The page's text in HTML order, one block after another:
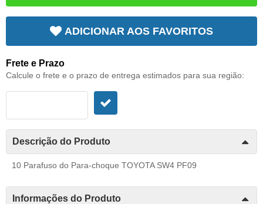
ADICIONAR AOS FAVORITOS
Frete e Prazo
Calcule o frete e o prazo de entrega estimados para sua região:
Descrição do Produto
10 Parafuso do Para-choque TOYOTA SW4 PF09
Informações do Produto